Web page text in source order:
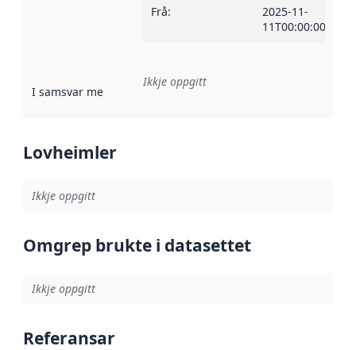
Frå:
2025-11-
11T00:00:00Z
I samsvar med Referanse til ei implementeringsregel eller
Ikkje oppgitt
Lovheimler
Ikkje oppgitt
Omgrep brukte i datasettet
Ikkje oppgitt
Referansar